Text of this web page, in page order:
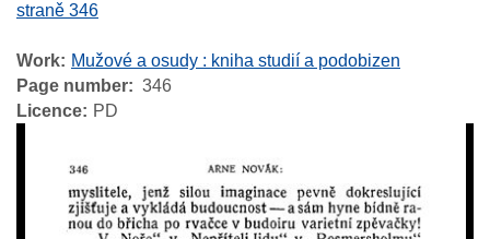
straně 346
Work
Mužové a osudy : kniha studií a podobizen
Page number
346
Licence
PD